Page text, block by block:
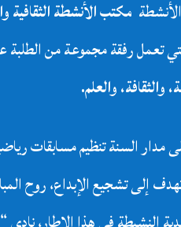
مكتب الأنشطة الثقافية
تعمل رفقة مجموعة من الطلبة
والثقافة، والعلم.
السنة تنظيم مسابقات
إلى تشجيع الإبداع، روح